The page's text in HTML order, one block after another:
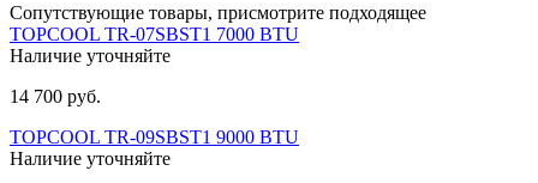
Сопутствующие товары, присмотрите подходящее
TOPCOOL TR-07SBST1 7000 BTU
Наличие уточняйте
14 700 руб.
TOPCOOL TR-09SBST1 9000 BTU
Наличие уточняйте